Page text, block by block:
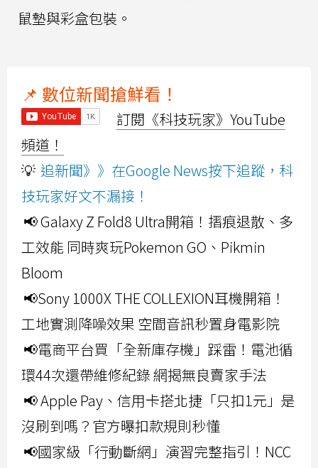
鼠墊與彩盒包裝。
📌 數位新聞搶鮮看！
訂閱《科技玩家》YouTube
頻道！
💡 追新聞》》在Google News按下追蹤，科
技玩家好文不漏接！
📢 Galaxy Z Fold8 Ultra開箱！摺痕退散、多
工效能 同時爽玩Pokemon GO、Pikmin
Bloom
📢Sony 1000X THE COLLEXION耳機開箱！
工地實測降噪效果 空間音訊秒置身電影院
📢電商平台買「全新庫存機」踩雷！電池循
環44次還帶維修紀錄 網揭無良賣家手法
📢 Apple Pay、信用卡搭北捷「只扣1元」是
沒刷到嗎？官方曝扣款規則秒懂
📢國家級「行動斷網」演習完整指引！NCC